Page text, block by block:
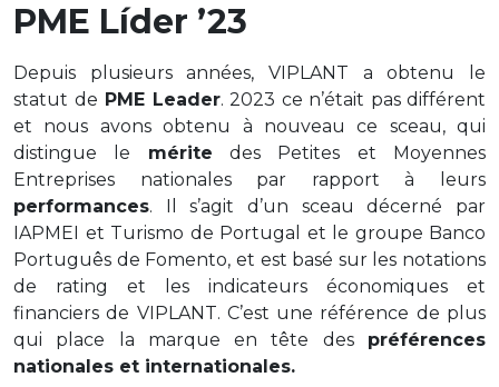
PME Líder ’23
Depuis plusieurs années, VIPLANT a obtenu le
statut de PME Leader. 2023 ce n’était pas différent
et nous avons obtenu à nouveau ce sceau, qui
distingue le mérite des Petites et Moyennes
Entreprises nationales par rapport à leurs
performances. Il s’agit d’un sceau décerné par
IAPMEI et Turismo de Portugal et le groupe Banco
Português de Fomento, et est basé sur les notations
de rating
et les indicateurs économiques et
financiers de VIPLANT. C’est une référence de plus
qui place la marque en tête des préférences
nationales et internationales.